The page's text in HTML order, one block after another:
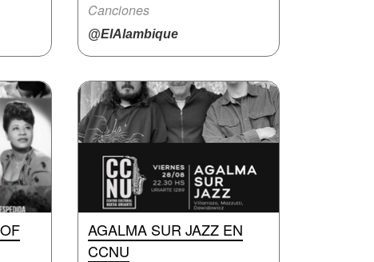
Canciones
@ElAlambique
AGALMA SUR JAZZ EN
CCNU